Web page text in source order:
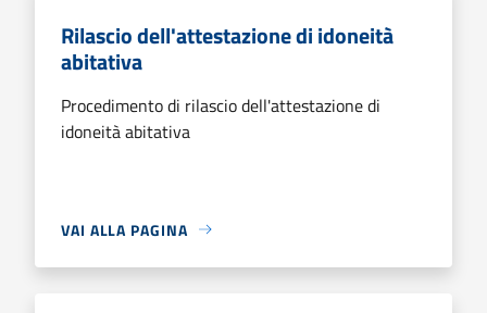
Rilascio dell'attestazione di idoneità
abitativa
Procedimento di rilascio dell'attestazione di
idoneità abitativa
VAI ALLA PAGINA